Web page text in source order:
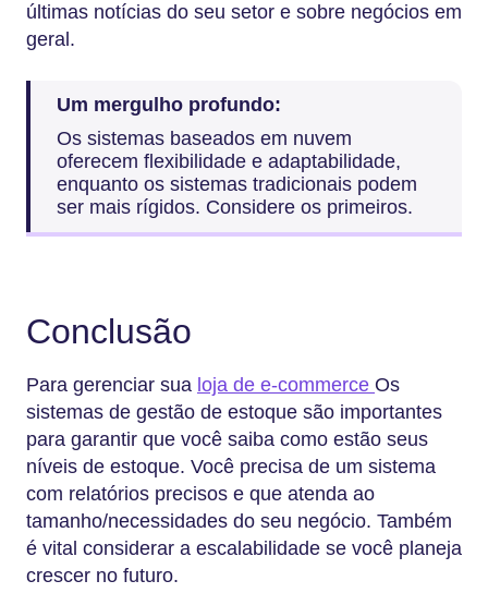
últimas notícias do seu setor e sobre negócios em
geral.
Um mergulho profundo:
Os sistemas baseados em nuvem
oferecem flexibilidade e adaptabilidade,
enquanto os sistemas tradicionais podem
ser mais rígidos. Considere os primeiros.
Conclusão
Para gerenciar sua loja de e-commerce Os
sistemas de gestão de estoque são importantes
para garantir que você saiba como estão seus
níveis de estoque. Você precisa de um sistema
com relatórios precisos e que atenda ao
tamanho/necessidades do seu negócio. Também
é vital considerar a escalabilidade se você planeja
crescer no futuro.